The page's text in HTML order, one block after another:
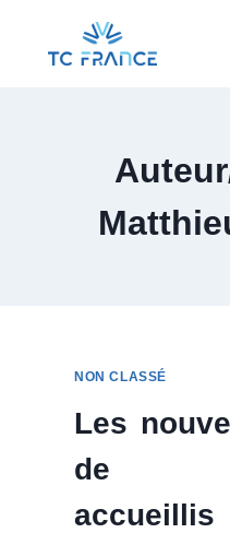
contenu
NON CLASSÉ
Les
de
accueillis